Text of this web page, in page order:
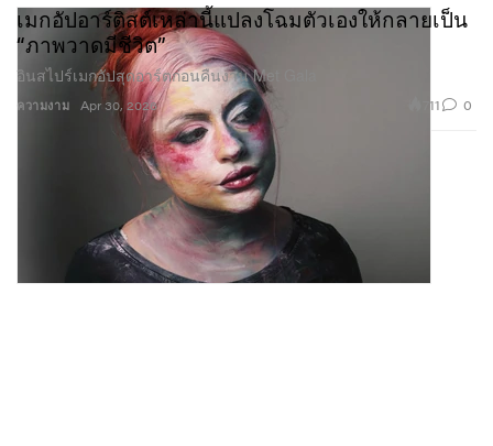
ความงาม
เมกอัปอาร์ติสต์เหล่านี้แปลงโฉมตัวเองให้กลายเป็น
“ภาพวาดมีชีวิต”
อินสไปร์เมกอัปสุดอาร์ตก่อนคืนงาน Met Gala
Apr 30, 2026 711 0